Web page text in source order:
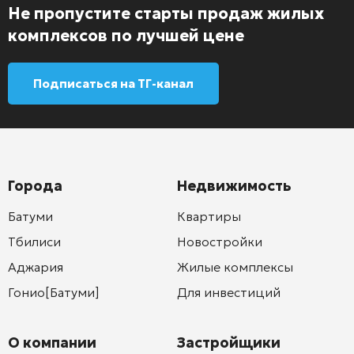
Не пропустите старты продаж жилых
комплексов по лучшей цене
Подписаться на ТГ-канал
Города
Батуми
Тбилиси
Аджария
Гонио[Батуми]
О компании
Недвижимость
Квартиры
Новостройки
Жилые комплексы
Для инвестиций
Застройщики